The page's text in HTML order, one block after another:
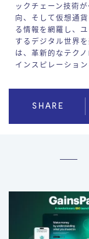
ックチェーン技術
向、そして仮想通
る情報を網羅し、
するデジタル世界
は、革新的なテク
インスピレーション
SHARE